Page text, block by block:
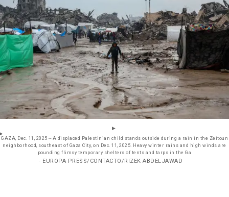
GAZA, Dec. 11, 2025 -- A displaced Palestinian child stands outside during a rain in the Zeitoun
neighborhood, southeast of Gaza City, on Dec. 11, 2025. Heavy winter rains and high winds are
pounding flimsy temporary shelters of tents and tarps in the Ga
- EUROPA PRESS/CONTACTO/RIZEK ABDELJAWAD